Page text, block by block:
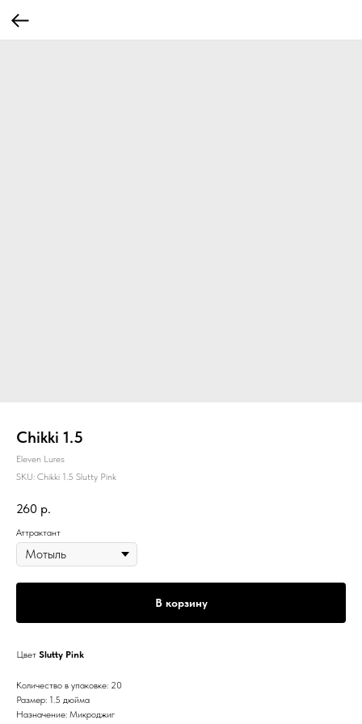
Chikki 1.5
Eleven Lures
SKU: Chikki 1.5 Slutty Pink
260 р.
Аттрактант
В корзину
Цвет Slutty Pink
Количество в упаковке: 20
Размер: 1.5 дюйма
Назначение: Микроджиг